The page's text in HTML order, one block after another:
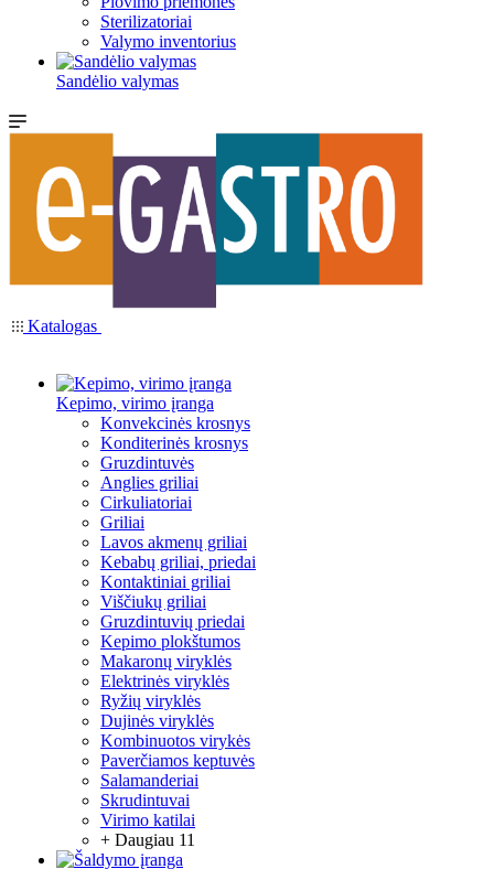
Sterilizatoriai
Valymo inventorius
Sandėlio valymas
Katalogas
Kepimo, virimo įranga
Konvekcinės krosnys
Konditerinės krosnys
Gruzdintuvės
Anglies griliai
Cirkuliatoriai
Griliai
Lavos akmenų griliai
Kebabų griliai, priedai
Kontaktiniai griliai
Viščiukų griliai
Gruzdintuvių priedai
Kepimo plokštumos
Makaronų viryklės
Elektrinės viryklės
Ryžių viryklės
Dujinės viryklės
Kombinuotos virykės
Paverčiamos keptuvės
Salamanderiai
Skrudintuvai
Virimo katilai
+ Daugiau 11